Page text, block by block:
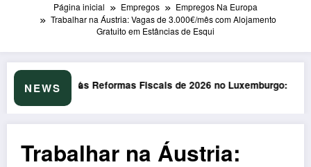
Página inicial Empregos
Empregos Na Europa
Trabalhar na Áustria: Vagas de 3.000€/mês com Alojamento
Gratuito em Estâncias de Esqui
NEWS
2026 no Luxemburgo: Impacto Surpreendente nos Portugueses
Formação em Soft Skills em
Trabalhar na Áustria: